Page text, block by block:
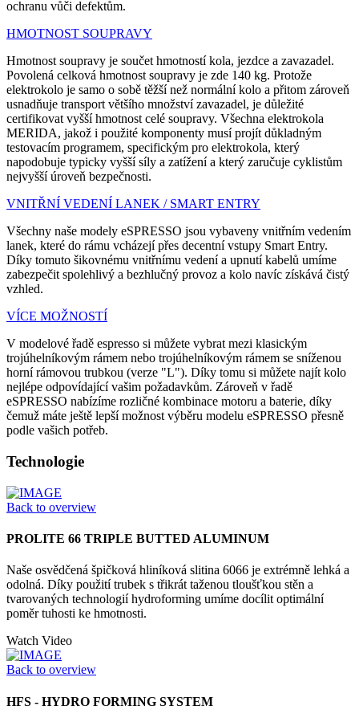
ochranu vůči defektům.
HMOTNOST SOUPRAVY
Hmotnost soupravy je součet hmotností kola, jezdce a zavazadel.
Povolená celková hmotnost soupravy je zde 140 kg. Protože
elektrokolo je samo o sobě těžší než normální kolo a přitom zároveň
usnadňuje transport většího množství zavazadel, je důležité
certifikovat vyšší hmotnost celé soupravy. Všechna elektrokola
MERIDA, jakož i použité komponenty musí projít důkladným
testovacím programem, specifickým pro elektrokola, který
napodobuje typicky vyšší síly a zatížení a který zaručuje cyklistům
nejvyšší úroveň bezpečnosti.
VNITŘNÍ VEDENÍ LANEK / SMART ENTRY
Všechny naše modely eSPRESSO jsou vybaveny vnitřním vedením
lanek, které do rámu vcházejí přes decentní vstupy Smart Entry.
Díky tomuto šikovnému vnitřnímu vedení a upnutí kabelů umíme
zabezpečit spolehlivý a bezhlučný provoz a kolo navíc získává čistý
vzhled.
VÍCE MOŽNOSTÍ
V modelové řadě espresso si můžete vybrat mezi klasickým
trojúhelníkovým rámem nebo trojúhelníkovým rámem se sníženou
horní rámovou trubkou (verze "L"). Díky tomu si můžete najít kolo
nejlépe odpovídající vašim požadavkům. Zároveň v řadě
eSPRESSO nabízíme rozličné kombinace motoru a baterie, díky
čemuž máte ještě lepší možnost výběru modelu eSPRESSO přesně
podle vašich potřeb.
Technologie
Back to overview
PROLITE 66 TRIPLE BUTTED ALUMINUM
Naše osvědčená špičková hliníková slitina 6066 je extrémně lehká a
odolná. Díky použití trubek s třikrát taženou tloušťkou stěn a
tvarovaných technologií hydroforming umíme docílit optimální
poměr tuhosti ke hmotnosti.
Watch Video
Back to overview
HFS - HYDRO FORMING SYSTEM